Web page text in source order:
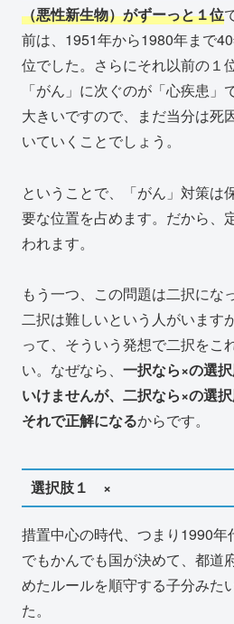
（悪性新生物）がずーっと１位
前は、1951年から1980年まで
位でした。さらにそれ以前の１
「がん」に次ぐのが「心疾患
大きいですので、まだ当分は死
いていくことでしょう。
ということで、「がん」対策は
要な位置を占めます。だから、
われます。
もう一つ、この問題は二択にな
二択は難しいという人がいます
って、そういう発想で二択をこ
い。なぜなら、 一択なら×の選
いけませんが、二択なら×の選択
それで正解になるからです。
選択肢１ ×
措置中心の時代、つまり1990年
でもかんでも国が決めて、都道
めたルールを順守する子分みた
た。